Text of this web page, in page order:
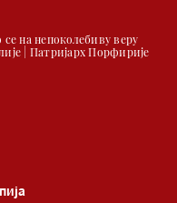
пун сат
се на непоколебиву веру
| Патријарх Порфирије